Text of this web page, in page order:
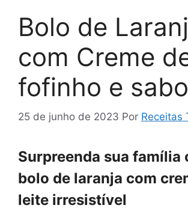
Bolo de
com Creme
fofinho e
25 de junho de 2023 Por Receitas
Surpreenda sua família
bolo de laranja com
leite irresistível